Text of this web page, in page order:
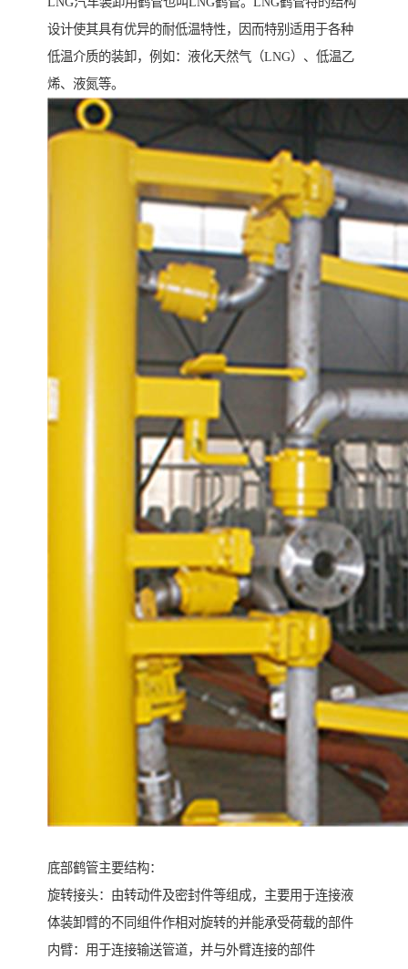
设计使其具有优异的耐低温特性，因而特别适用于各种
低温介质的装卸，例如：液化天然气（LNG）、低温乙
烯、液氮等。
底部鹤管主要结构：
旋转接头：由转动件及密封件等组成，主要用于连接液
体装卸臂的不同组件作相对旋转的并能承受荷载的部件
内臂：用于连接输送管道，并与外臂连接的部件